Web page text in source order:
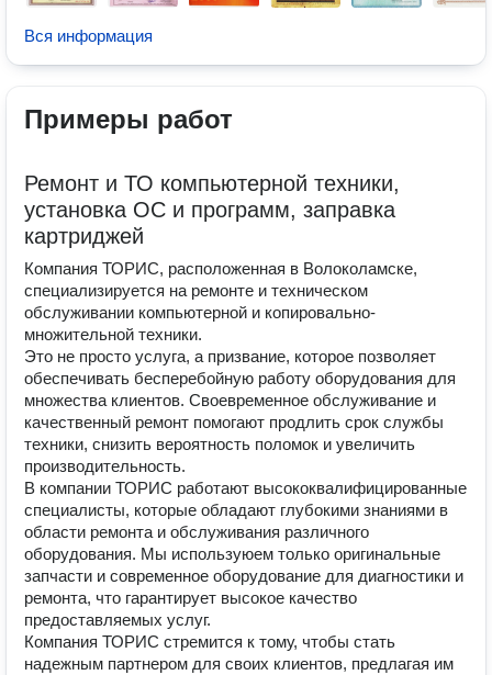
Вся информация
Примеры работ
Ремонт и ТО компьютерной техники,
установка ОС и программ, заправка
картриджей
Компания ТОРИС, расположенная в Волоколамске,
специализируется на ремонте и техническом
обслуживании компьютерной и копировально-
множительной техники.
Это не просто услуга, а призвание, которое позволяет
обеспечивать бесперебойную работу оборудования для
множества клиентов. Своевременное обслуживание и
качественный ремонт помогают продлить срок службы
техники, снизить вероятность поломок и увеличить
производительность.
В компании ТОРИС работают высококвалифицированные
специалисты, которые обладают глубокими знаниями в
области ремонта и обслуживания различного
оборудования. Мы используюем только оригинальные
запчасти и современное оборудование для диагностики и
ремонта, что гарантирует высокое качество
предоставляемых услуг.
Компания ТОРИС стремится к тому, чтобы стать
надежным партнером для своих клиентов, предлагая им